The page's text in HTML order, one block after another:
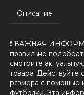
Описание
❗️ ВАЖНАЯ
правильно
смотрите
товара. Действуйте
размера с помощью
футболки. Эта